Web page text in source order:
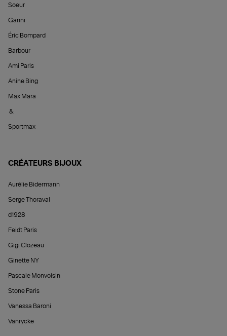
Soeur
Ganni
Éric Bompard
Barbour
Ami Paris
Anine Bing
Max Mara
&
Sportmax
CRÉATEURS BIJOUX
Aurélie Bidermann
Serge Thoraval
d1928
Feidt Paris
Gigi Clozeau
Ginette NY
Pascale Monvoisin
Stone Paris
Vanessa Baroni
Vanrycke